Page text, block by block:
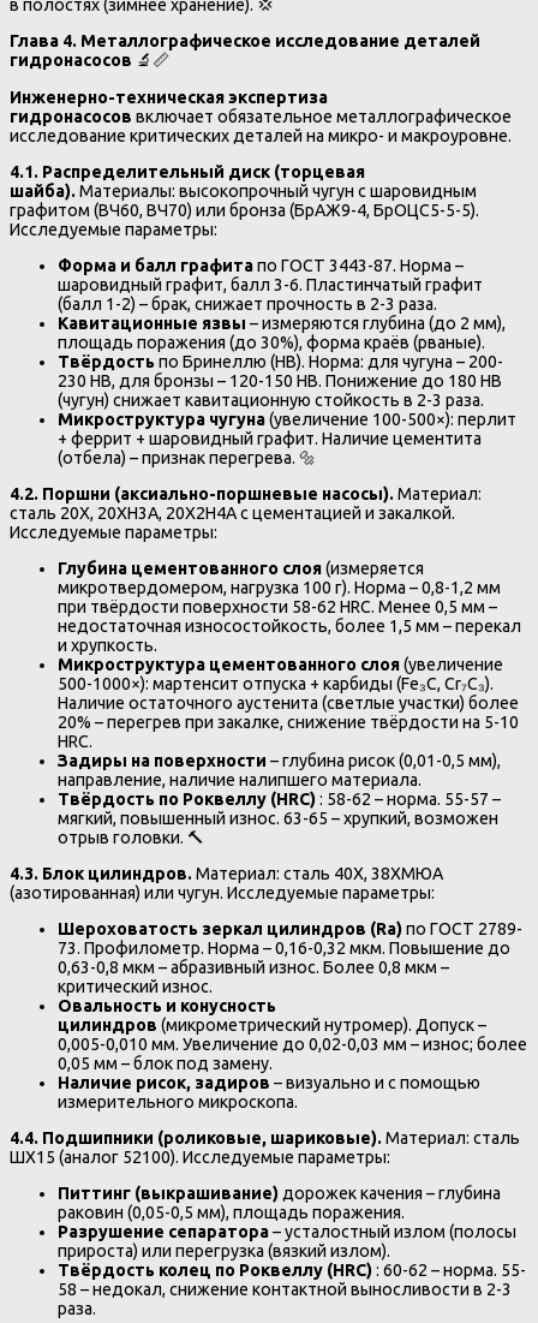
в полостях (зимнее хранение). 💢
Глава 4. Металлографическое исследование деталей
гидронасосов 🔬📏
Инженерно-техническая экспертиза
гидронасосов включает обязательное металлографическое
исследование критических деталей на микро- и макроуровне.
4.1. Распределительный диск (торцевая
шайба).Материалы: высокопрочный чугун с шаровидным
графитом (ВЧ60, ВЧ70) или бронза (БрАЖ9-4, БрОЦС5-5-5).
Исследуемые параметры:
Форма и балл графитапо ГОСТ 3443-87. Норма –
шаровидный графит, балл 3-6. Пластинчатый графит
(балл 1-2) – брак, снижает прочность в 2-3 раза.
Кавитационные язвы – измеряются глубина (до 2 мм),
площадь поражения (до 30%), форма краёв (рваные).
Твёрдость по Бринеллю (HB). Норма: для чугуна – 200-
230 HB, для бронзы – 120-150 HB. Понижение до 180 HB
(чугун) снижает кавитационную стойкость в 2-3 раза.
Микроструктура чугуна(увеличение 100-500×): перлит
+ феррит + шаровидный графит. Наличие цементита
(отбела) – признак перегрева. 🔩
4.2. Поршни (аксиально-поршневые насосы).Материал:
сталь 20Х, 20ХН3А, 20Х2Н4А с цементацией и закалкой.
Исследуемые параметры:
Глубина цементованного слоя(измеряется
микротвердомером, нагрузка 100 г). Норма – 0,8-1,2 мм
при твёрдости поверхности 58-62 HRC. Менее 0,5 мм –
недостаточная износостойкость, более 1,5 мм – перекал
и хрупкость.
Микроструктура цементованного слоя(увеличение
500-1000×): мартенсит отпуска + карбиды (Fe₃C, Cr₇C₃).
Наличие остаточного аустенита (светлые участки) более
20% – перегрев при закалке, снижение твёрдости на 5-10
HRC.
Задиры на поверхности – глубина рисок (0,01-0,5 мм),
направление, наличие налипшего материала.
Твёрдость по Роквеллу (HRC): 58-62 – норма. 55-57 –
мягкий, повышенный износ. 63-65 – хрупкий, возможен
отрыв головки. 🔨
4.3. Блок цилиндров.Материал: сталь 40Х, 38ХМЮА
(азотированная) или чугун. Исследуемые параметры:
Шероховатость зеркал цилиндров (Ra)по ГОСТ 2789-
73. Профилометр. Норма – 0,16-0,32 мкм. Повышение до
0,63-0,8 мкм – абразивный износ. Более 0,8 мкм –
критический износ.
Овальность и конусность
цилиндров (микрометрический нутромер). Допуск –
0,005-0,010 мм. Увеличение до 0,02-0,03 мм – износ; более
0,05 мм – блок под замену.
Наличие рисок, задиров – визуально и с помощью
измерительного микроскопа.
4.4. Подшипники (роликовые, шариковые).Материал: сталь
ШХ15 (аналог 52100). Исследуемые параметры:
Питтинг (выкрашивание) дорожек качения – глубина
раковин (0,05-0,5 мм), площадь поражения.
Разрушение сепаратора– усталостный излом (полосы
прироста) или перегрузка (вязкий излом).
Твёрдость колец по Роквеллу (HRC): 60-62 – норма. 55-
58 – недокал, снижение контактной выносливости в 2-3
раза.